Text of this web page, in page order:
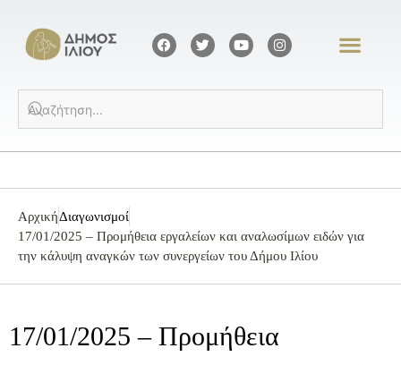
ΑρχικήΔιαγωνισμοί
17/01/2025 – Προμήθεια εργαλείων και αναλωσίμων ειδών για
την κάλυψη αναγκών των συνεργείων του Δήμου Ιλίου
17/01/2025 – Προμήθεια